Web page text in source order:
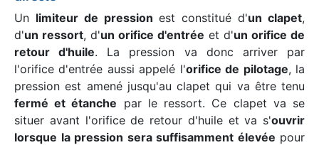
Un limiteur de pression est constitué d'un clapet,
d'un ressort, d'un orifice d'entrée et d'un orifice de
retour d'huile. La pression va donc arriver par
l'orifice d'entrée aussi appelé l'orifice de pilotage, la
pression est amené jusqu'au clapet qui va être tenu
fermé et étanche par le ressort. Ce clapet va se
situer avant l'orifice de retour d'huile et va s'ouvrir
lorsque la pression sera suffisamment élevée pour